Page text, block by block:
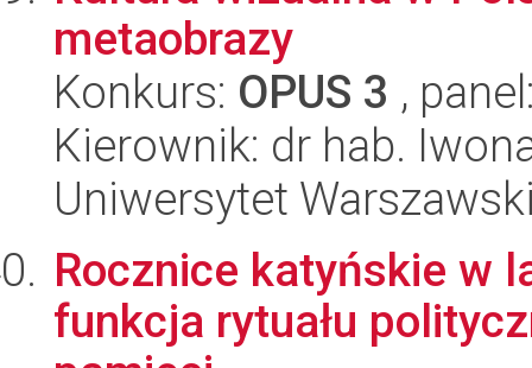
metaobrazy
Konkurs: OPUS 3 ,
Kierownik: dr hab.
Uniwersytet
Rocznice katyńskie w
funkcja rytuału